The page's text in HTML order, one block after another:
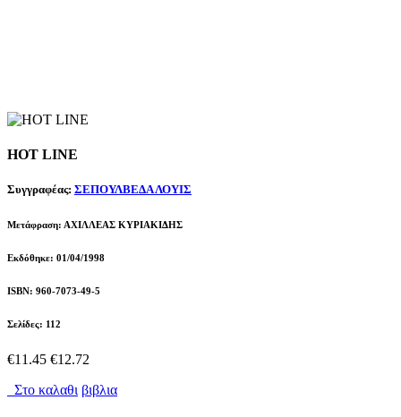
HOT LINE
Συγγραφέας: ΣΕΠΟΥΛΒΕΔΑ ΛΟΥΙΣ
Μετάφραση: ΑΧΙΛΛΕΑΣ ΚΥΡΙΑΚΙΔΗΣ
Εκδόθηκε: 01/04/1998
ISBN: 960-7073-49-5
Σελίδες: 112
€11.45 €12.72
Στο καλαθι βιβλια